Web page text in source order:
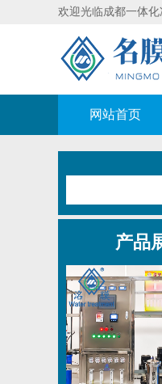
欢迎光临成都一体
网站首页
产品